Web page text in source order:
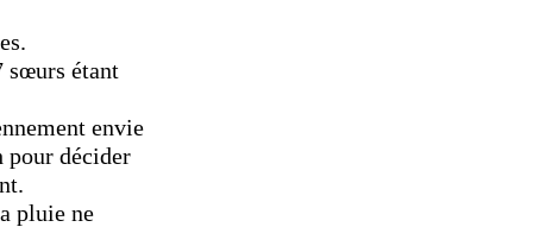
sœurs étant
envie
pour décider
pluie ne